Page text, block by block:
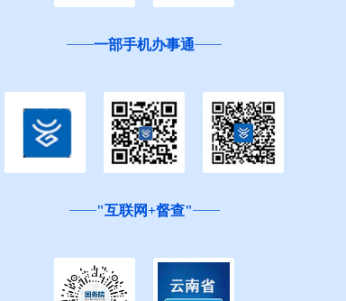
一部手机办事通
"互联网+督查"